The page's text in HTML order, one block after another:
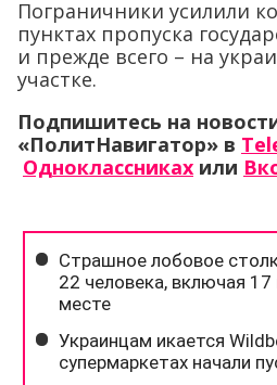
Пограничники усилили
пунктах пропуска
и прежде всего – на
участке.
Подпишитесь на
«ПолитНавигатор» в
Одноклассниках или